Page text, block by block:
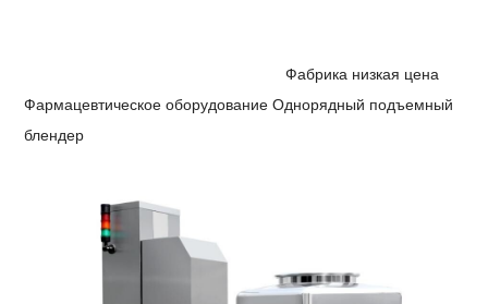
Фабрика низкая цена
Фармацевтическое оборудование Однорядный подъемный
блендер